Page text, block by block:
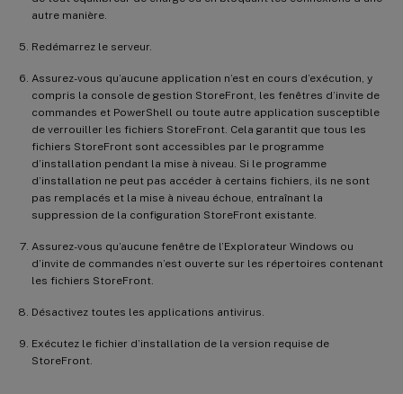
autre manière.
Redémarrez le serveur.
Assurez-vous qu’aucune application n’est en cours d’exécution, y
compris la console de gestion StoreFront, les fenêtres d’invite de
commandes et PowerShell ou toute autre application susceptible
de verrouiller les fichiers StoreFront. Cela garantit que tous les
fichiers StoreFront sont accessibles par le programme
d’installation pendant la mise à niveau. Si le programme
d’installation ne peut pas accéder à certains fichiers, ils ne sont
pas remplacés et la mise à niveau échoue, entraînant la
suppression de la configuration StoreFront existante.
Assurez-vous qu’aucune fenêtre de l’Explorateur Windows ou
d’invite de commandes n’est ouverte sur les répertoires contenant
les fichiers StoreFront.
Désactivez toutes les applications antivirus.
Exécutez le fichier d’installation de la version requise de
StoreFront.